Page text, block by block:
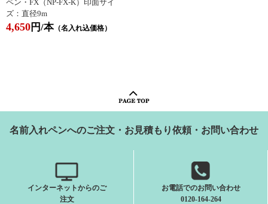
ペン・FX（NP-FX-K）印面サイ
ズ：直径9m
4,650円/本（名入れ込価格）
名前入れペンへのご注文・お見積もり依頼・お問い合わせ
インターネットからのご
注文
お電話でのお問い合わせ
0120-164-264